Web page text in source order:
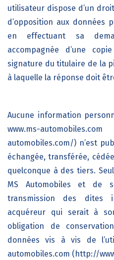
utilisateur dispose d’un
d’opposition aux données
en effectuant sa
accompagnée d’une
signature du titulaire de la
à laquelle la réponse doit
Aucune information
www.ms-
automobiles.com/) n’est
échangée, transférée,
quelconque à des tiers.
MS Automobiles et de
transmission des dites
acquéreur qui serait à
obligation de
données vis à vis de
automobiles.com (http://